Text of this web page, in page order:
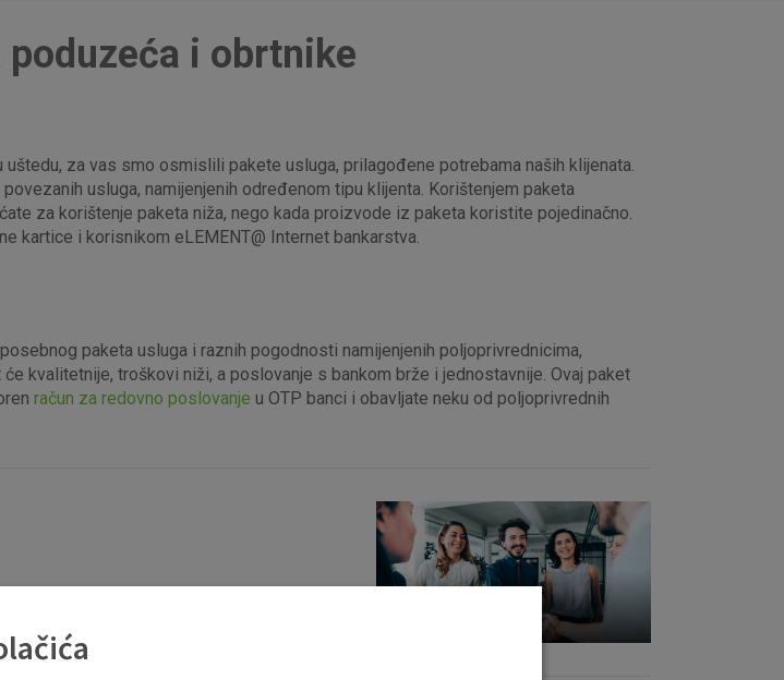
poduzeća i obrtnike
za vas smo osmislili pakete usluga, prilagođene potrebama naših klijenata.
usluga, namijenjenih određenom tipu klijenta. Korištenjem paketa
za korištenje paketa niža, nego kada proizvode iz paketa koristite pojedinačno.
kartice i korisnikom eLEMENT@ Internet bankarstva.
paketa usluga i raznih pogodnosti namijenjenih poljoprivrednicima,
kvalitetnije, troškovi niži, a poslovanje s bankom brže i jednostavnije. Ovaj paket
račun za redovno poslovanje u OTP banci i obavljate neku od poljoprivrednih